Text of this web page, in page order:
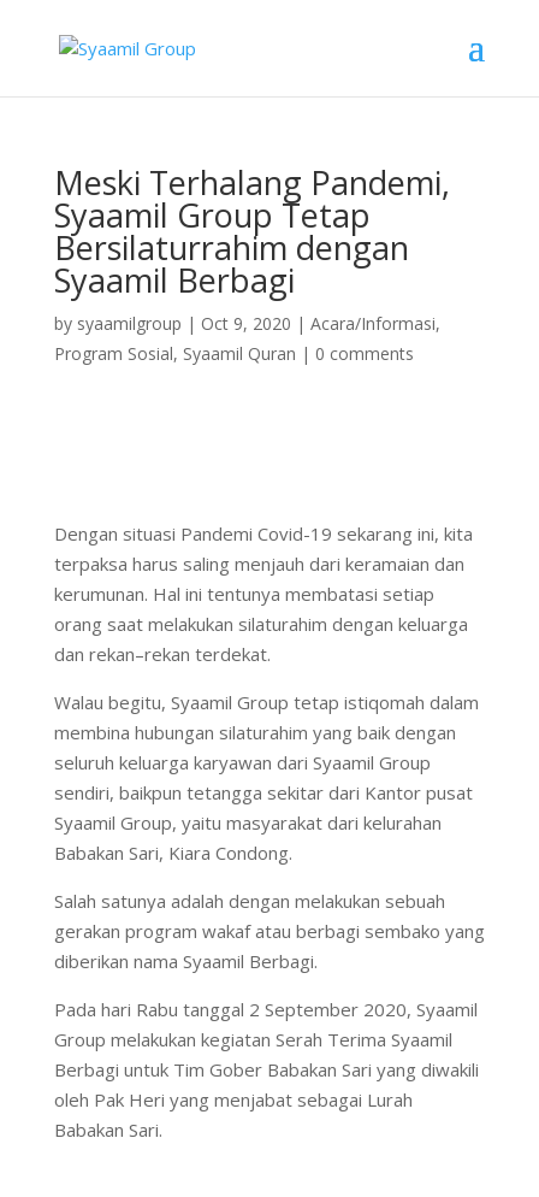
Meski Terhalang Pandemi,
Syaamil Group Tetap
Bersilaturrahim dengan
Syaamil Berbagi
by syaamilgroup | Oct 9, 2020 | Acara/Informasi,
Program Sosial, Syaamil Quran | 0 comments
Dengan situasi Pandemi Covid-19 sekarang ini, kita
terpaksa harus saling menjauh dari keramaian dan
kerumunan. Hal ini tentunya membatasi setiap
orang saat melakukan silaturahim dengan keluarga
dan rekan–rekan terdekat.
Walau begitu, Syaamil Group tetap istiqomah dalam
membina hubungan silaturahim yang baik dengan
seluruh kelua­­rga karyawan dari Syaamil Group
sendiri, baikpun tetangga sekitar dari Kantor pusat
Syaamil Group, yaitu masyarakat dari kelurahan
Babakan Sari, Kiara Condong.
Salah satunya adalah dengan melakukan sebuah
gerakan program wakaf atau berbagi sembako yang
diberikan nama Syaamil Berbagi.
Pada hari Rabu tanggal 2 September 2020, Syaamil
Group melakukan kegiatan Serah Terima Syaamil
Berbagi untuk Tim Gober Babakan Sari yang diwakili
oleh Pak Heri yang menjabat sebagai Lurah
Babakan Sari.